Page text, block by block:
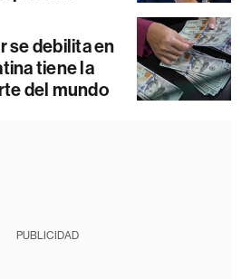
se debilita en
tiene la
del mundo
PUBLICIDAD